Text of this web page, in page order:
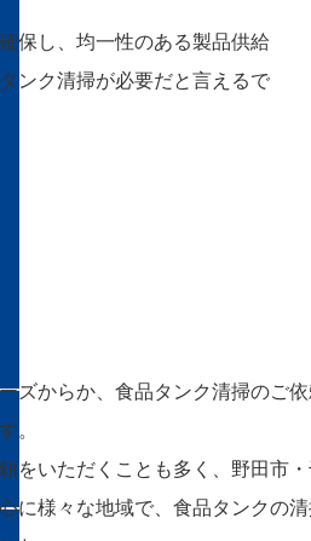
保し、均一性のある製品供給
ンク清掃が必要だと言えるで
ズからか、食品タンク清掃のご
。
をいただくことも多く、野田市
に様々な地域で、食品タンクの